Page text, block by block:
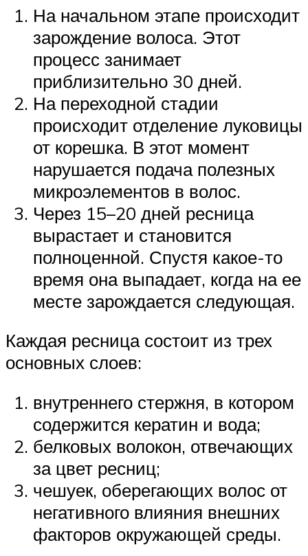
На начальном этапе происходит
зарождение волоса. Этот
процесс занимает
приблизительно 30 дней.
На переходной стадии
происходит отделение луковицы
от корешка. В этот момент
нарушается подача полезных
микроэлементов в волос.
Через 15–20 дней ресница
вырастает и становится
полноценной. Спустя какое-то
время она выпадает, когда на ее
месте зарождается следующая.
Каждая ресница состоит из трех
основных слоев:
внутреннего стержня, в котором
содержится кератин и вода;
белковых волокон, отвечающих
за цвет ресниц;
чешуек, оберегающих волос от
негативного влияния внешних
факторов окружающей среды.